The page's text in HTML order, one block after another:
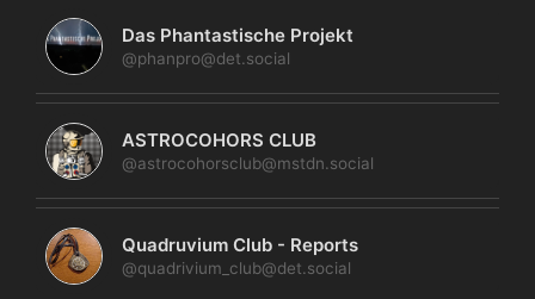
Das Phantastische Projekt
@phanpro@det.social
ASTROCOHORS CLUB
@astrocohorsclub@mstdn.social
Quadruvium Club - Reports
@quadrivium_club@det.social